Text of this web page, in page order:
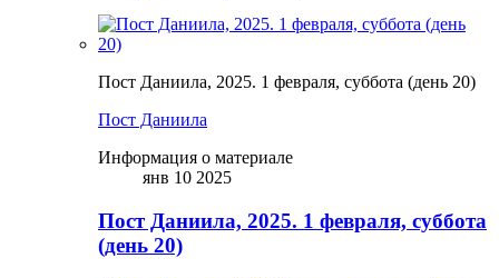
Пост Даниила, 2025. 1 февраля, суббота (день 20)
Пост Даниила
Информация о материале
янв 10 2025
Пост Даниила, 2025. 1 февраля, суббота
(день 20)